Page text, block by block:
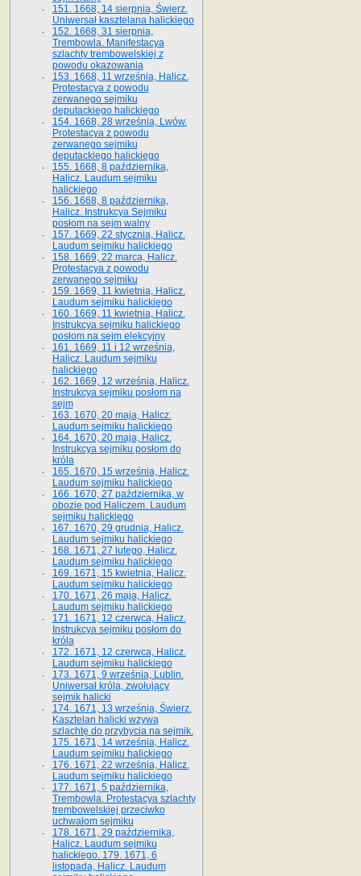
151. 1668, 14 sierpnia, Świerz.
Uniwersał kasztelana halickiego
152. 1668, 31 sierpnia,
Trembowla. Manifestacya
szlachty trembowelskiej z
powodu okazowania
153. 1668, 11 września, Halicz.
Protestacya z powodu
zerwanego sejmiku
deputackiego halickiego
154. 1668, 28 września, Lwów.
Protestacya z powodu
zerwanego sejmiku
deputackiego halickiego
155. 1668, 8 października,
Halicz. Laudum sejmiku
halickiego
156. 1668, 8 października,
Halicz. Instrukcya Sejmiku
posłom na sejm walny
157. 1669, 22 stycznia, Halicz.
Laudum sejmiku halickiego
158. 1669, 22 marca, Halicz.
Protestacya z powodu
zerwanego sejmiku
159. 1669, 11 kwietnia, Halicz.
Laudum sejmiku halickiego
160. 1669, 11 kwietnia, Halicz.
Instrukcya sejmiku halickiego
posłom na sejm elekcyjny
161. 1669, 11 i 12 września,
Halicz. Laudum sejmiku
halickiego
162. 1669, 12 września, Halicz.
Instrukcya sejmiku posłom na
sejm
163. 1670, 20 maja, Halicz.
Laudum sejmiku halickiego
164. 1670, 20 maja, Halicz.
Instrukcya sejmiku posłom do
króla
165. 1670, 15 września, Halicz.
Laudum sejmiku halickiego
166. 1670, 27 października, w
obozie pod Haliczem. Laudum
sejmiku halickiego
167. 1670, 29 grudnia, Halicz.
Laudum sejmiku halickiego
168. 1671, 27 lutego, Halicz.
Laudum sejmiku halickiego
169. 1671, 15 kwietnia, Halicz.
Laudum sejmiku halickiego
170. 1671, 26 maja, Halicz.
Laudum sejmiku halickiego
171. 1671, 12 czerwca, Halicz.
Instrukcya sejmiku posłom do
króla
172. 1671, 12 czerwca, Halicz.
Laudum sejmiku halickiego
173. 1671, 9 września, Lublin.
Uniwersał króla, zwołujący
sejmik halicki
174. 1671, 13 września, Świerz.
Kasztelan halicki wzywa
szlachtę do przybycia na sejmik.
175. 1671, 14 września, Halicz.
Laudum sejmiku halickiego
176. 1671, 22 września, Halicz.
Laudum sejmiku halickiego
177. 1671, 5 października,
Trembowla. Protestacya szlachty
trembowelskiej przeciwko
uchwałom sejmiku
178. 1671, 29 października,
Halicz. Laudum sejmiku
halickiego. 179. 1671, 6
listopada, Halicz. Laudum